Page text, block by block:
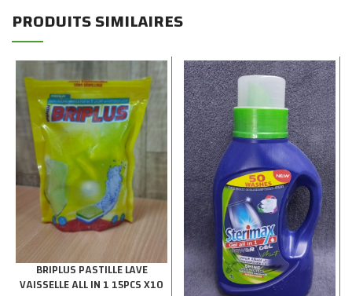
PRODUITS SIMILAIRES
BRIPLUS PASTILLE LAVE
VAISSELLE ALL IN 1 15PCS X10